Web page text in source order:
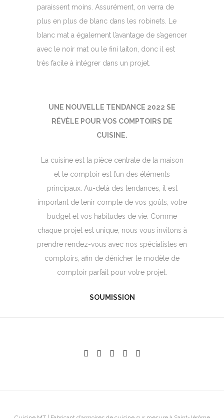
paraissent moins. Assurément, on verra de
plus en plus de blanc dans les robinets. Le
blanc mat a également l’avantage de s’agencer
avec le noir mat ou le fini laiton, donc il est
très facile à intégrer dans un projet.
UNE NOUVELLE TENDANCE 2022 SE
RÉVÈLE POUR VOS COMPTOIRS DE
CUISINE.
La cuisine est la pièce centrale de la maison
et le comptoir est l’un des éléments
principaux. Au-delà des tendances, il est
important de tenir compte de vos goûts, votre
budget et vos habitudes de vie. Comme
chaque projet est unique, nous vous invitons à
prendre rendez-vous avec nos spécialistes en
comptoirs, afin de dénicher le modèle de
comptoir parfait pour votre projet.
SOUMISSION